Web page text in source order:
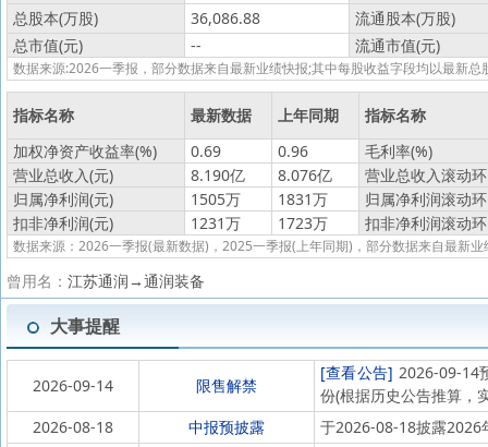
总股本(万股)
36,086.88
流通股本(万股)
总市值(元)
-- 流通市值(元)
数据来源:2026一季报，部分数据来自最新业绩快报;其中每股收益字段均以最新
指标名称 最新数据 上年同期
指标名称
加权净资产收益率(%)
0.69 0.96
毛利率(%)
营业总收入(元)
8.190亿 8.076亿
营业总收入滚动
归属净利润(元)
1505万 1831万
归属净利润滚动
扣非净利润(元)
1231万 1723万 扣非净利润滚动
数据来源：2026一季报(最新数据)，2025一季报(上年同期)，部分数据来自最新业
曾用名： 江苏通润→通润装备
大事提醒
2026-09-14 限售解禁
[查看公告] 2026-09-14
份(根据历史公告推算，
2026-08-18
中报预披露
于2026-08-18披露2026